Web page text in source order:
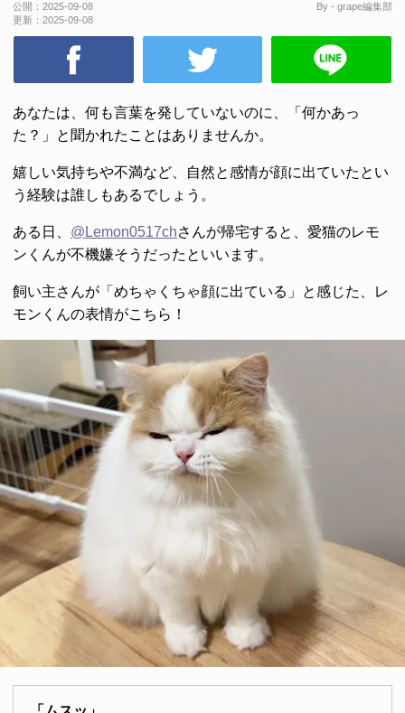
公開： 2025-09-08
更新： 2025-09-08
By - grape編集部
あなたは、何も言葉を発していないのに、「何かあっ
た？」と聞かれたことはありませんか。
嬉しい気持ちや不満など、自然と感情が顔に出ていたとい
う経験は誰しもあるでしょう。
ある日、 @Lemon0517chさんが帰宅すると、愛猫のレモ
ンくんが不機嫌そうだったといいます。
飼い主さんが「めちゃくちゃ顔に出ている」と感じた、レ
モンくんの表情がこちら！